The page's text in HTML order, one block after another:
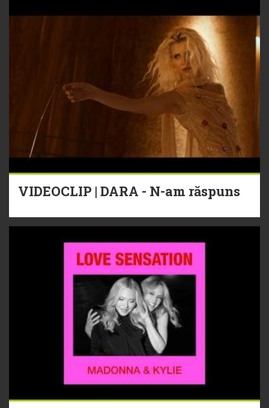
VIDEOCLIP | DARA - N-am răspuns